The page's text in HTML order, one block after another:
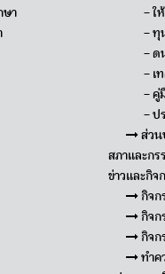
า
– ใ
– ทุ
–
– เ
– คู่
– ป
ส่วน
สภาและก
ข่าวและกิจ
กิจก
กิจ
กิจ
ทำค